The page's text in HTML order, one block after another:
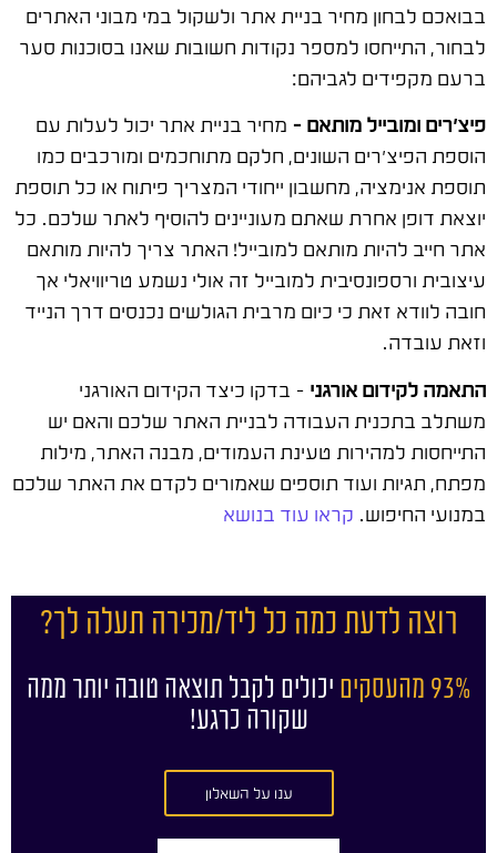
בבואכם לבחון מחיר בניית אתר ולשקול במי מבוני האתרים
לבחור, התייחסו למספר נקודות חשובות שאנו בסוכנות סער
ברעם מקפידים לגביהם:
פיצ'רים ומובייל מותאם – מחיר בניית אתר יכול לעלות עם
הוספת הפיצ'רים השונים, חלקם מתוחכמים ומורכבים כמו
תוספת אנימציה, מחשבון ייחודי המצריך פיתוח או כל תוספת
יוצאת דופן אחרת שאתם מעוניינים להוסיף לאתר שלכם. כל
אתר חייב להיות מותאם למובייל! האתר צריך להיות מותאם
עיצובית ורספונסיבית למובייל זה אולי נשמע טריוויאלי אך
חובה לוודא זאת כי כיום מרבית הגולשים נכנסים דרך הנייד
וזאת עובדה.
התאמה לקידום אורגני – בדקו כיצד הקידום האורגני
משתלב בתכנית העבודה לבניית האתר שלכם והאם יש
התייחסות למהירות טעינת העמודים, מבנה האתר, מילות
מפתח, תגיות ועוד תוספים שאמורים לקדם את האתר שלכם
במנועי החיפוש. קראו עוד בנושא
רוצה לדעת כמה כל ליד/מכירה תעלה לך?
93% מהעסקים
יכולים לקבל תוצאה טובה יותר ממה
שקורה כרגע!
ענו על השאלון